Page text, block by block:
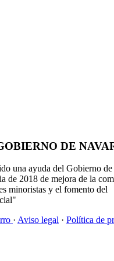
DE
una ayuda del Gobierno
de 2018 de mejora de la
minoristas y el fomento del
· Aviso legal · Política de